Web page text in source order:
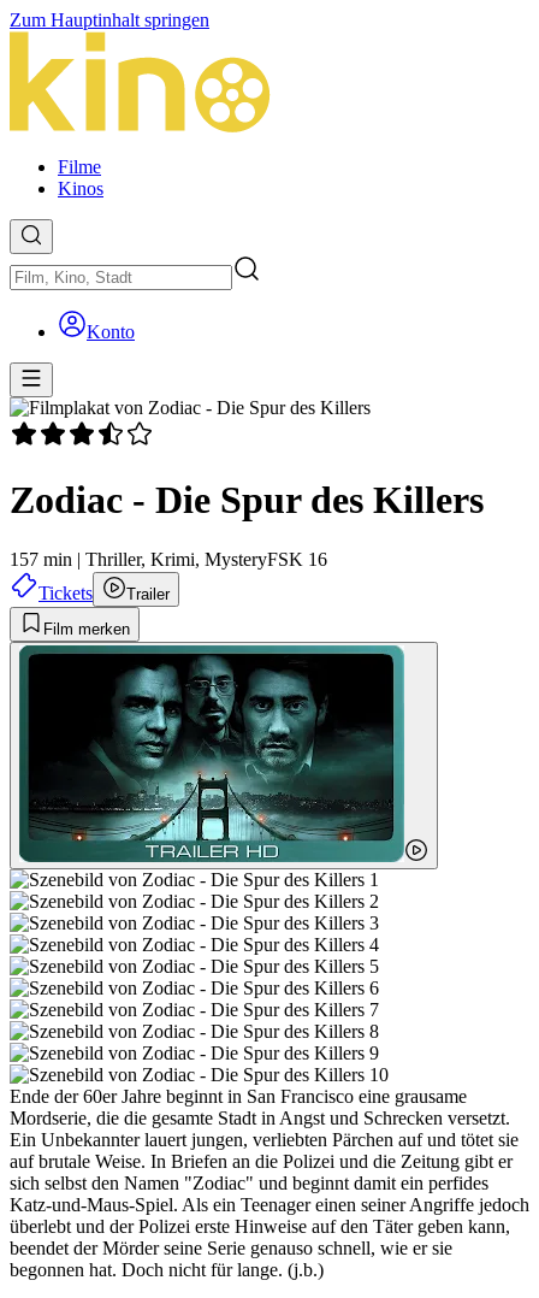
Zum Hauptinhalt springen
Filme
Kinos
Konto
Zodiac - Die Spur des Killers
157 min | Thriller, Krimi, MysteryFSK 16
Tickets
Trailer
Film merken
Ende der 60er Jahre beginnt in San Francisco eine grausame
Mordserie, die die gesamte Stadt in Angst und Schrecken versetzt.
Ein Unbekannter lauert jungen, verliebten Pärchen auf und tötet sie
auf brutale Weise. In Briefen an die Polizei und die Zeitung gibt er
sich selbst den Namen "Zodiac" und beginnt damit ein perfides
Katz-und-Maus-Spiel. Als ein Teenager einen seiner Angriffe jedoch
überlebt und der Polizei erste Hinweise auf den Täter geben kann,
beendet der Mörder seine Serie genauso schnell, wie er sie
begonnen hat. Doch nicht für lange. (j.b.)